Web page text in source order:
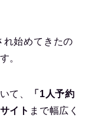
れ始めてきたの
。
て、
「1人予約
イト まで幅広く